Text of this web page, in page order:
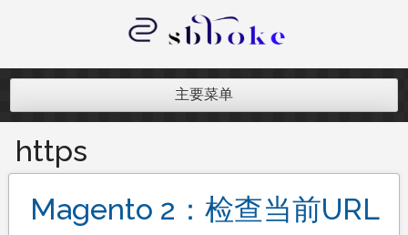
内
记录跨境电商独立站开发遇到的点点
主要菜单
https
Magento 2：检查当前URL